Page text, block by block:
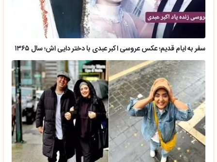
سفر به ایام قدیم؛ عکس عروسی اکبر عبدی با دختر دایی اش؛ سال ۱۳۶۵